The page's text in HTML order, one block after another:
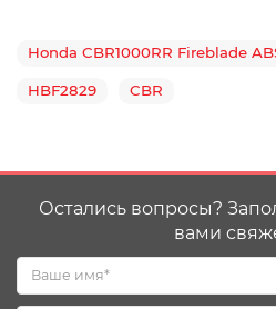
Honda CBR1000RR Fireblade
HBF2829 CBR
Остались вопросы?
вами